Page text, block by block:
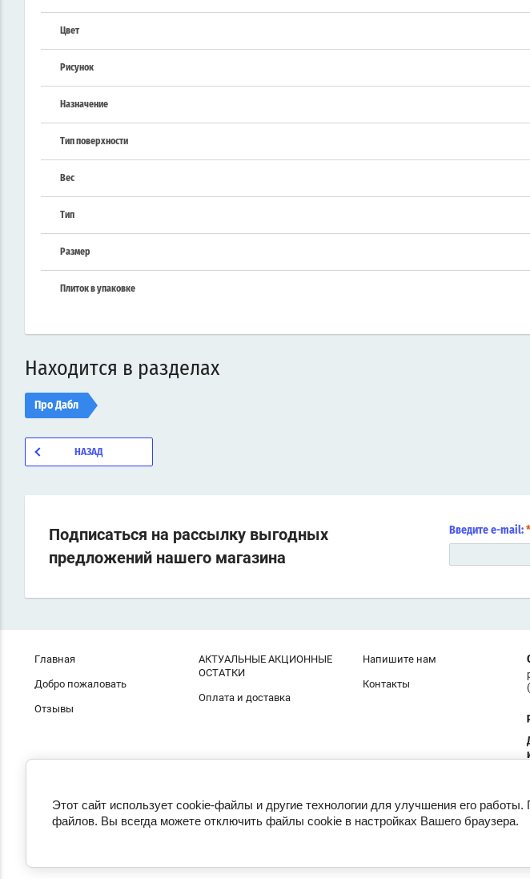
Цвет
Рисунок
Назначение
Тип поверхности
Вес
Тип
Размер
Плиток в упаковке
Находится в разделах
Про Дабл
НАЗАД
Подписаться на рассылку выгодных
предложений нашего магазина
Введите e-mail: *
Главная
Добро пожаловать
Отзывы
АКТУАЛЬНЫЕ АКЦИОННЫЕ
ОСТАТКИ
Оплата и доставка
Напишите нам
Контакты
Этот сайт использует cookie-файлы и другие технологии для улучшения его
файлов. Вы всегда можете отключить файлы cookie в настройках Вашего браузера.